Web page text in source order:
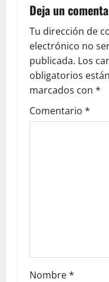
v
i
g
a
t
Deja un
Tu dirección de
electrónico no
publicada. Los
obligatorios están
marcados con *
Comentario *
Nombre*